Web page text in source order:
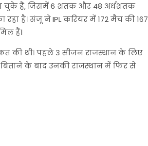
चुके हैं, जिसमें 6 शतक और 48 अर्धशतक
है। संजू ने IPL करियर में 172 मैच की 167
हैं।
की थी। पहले 3 सीजन राजस्थान के लिए
के बाद उनकी राजस्थान में फिर से